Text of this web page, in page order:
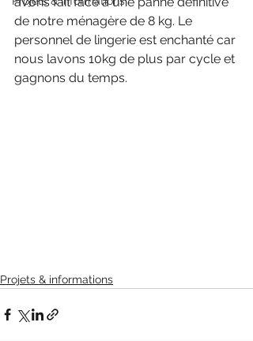
de notre ménagère de 8 kg. Le
personnel de lingerie est enchanté car
nous lavons 10kg de plus par cycle et
gagnons du temps.
Projets & informations